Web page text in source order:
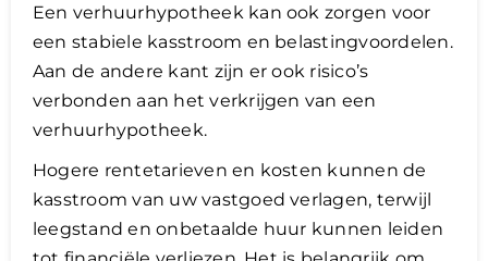
Een verhuurhypotheek kan ook zorgen voor
een stabiele kasstroom en belastingvoordelen.
Aan de andere kant zijn er ook risico’s
verbonden aan het verkrijgen van een
verhuurhypotheek.
Hogere rentetarieven en kosten kunnen de
kasstroom van uw vastgoed verlagen, terwijl
leegstand en onbetaalde huur kunnen leiden